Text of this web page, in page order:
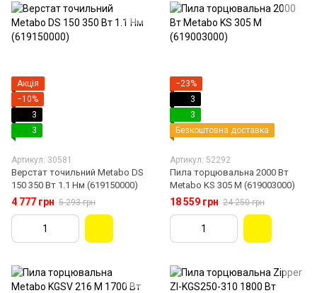
Акція
−10%
3
3
Артикул: 30581
Верстат точильний Metabo DS
150 350 Вт 1.1 Нм (619150000)
4 777 грн 5 293 грн
−23%
3
3
Безкоштовна доставка
Артикул: 52292
Пила торцювальна 2000 Вт
Metabo KS 305 M (619003000)
18 559 грн 24 250 грн